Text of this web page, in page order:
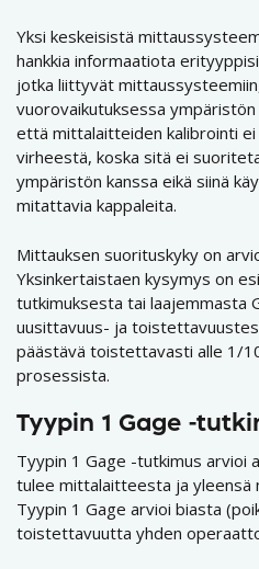
Yksi keskeisistä
hankkia informaatiota
jotka liittyvät
vuorovaikutuksessa
että mittalaitteiden kalibrointi
virheestä, koska sitä ei
ympäristön kanssa eikä siinä
mitattavia kappaleita.
Mittauksen suorituskyky on
Yksinkertaistaen kysymys on
tutkimuksesta tai laajemmasta
uusittavuus- ja
päästävä toistettavasti alle 1/
prosessista.
Tyypin 1 Gage -
Tyypin 1 Gage -tutkimus arvioi
tulee mittalaitteesta ja yleensä
Tyypin 1 Gage arvioi biasta
toistettavuutta yhden